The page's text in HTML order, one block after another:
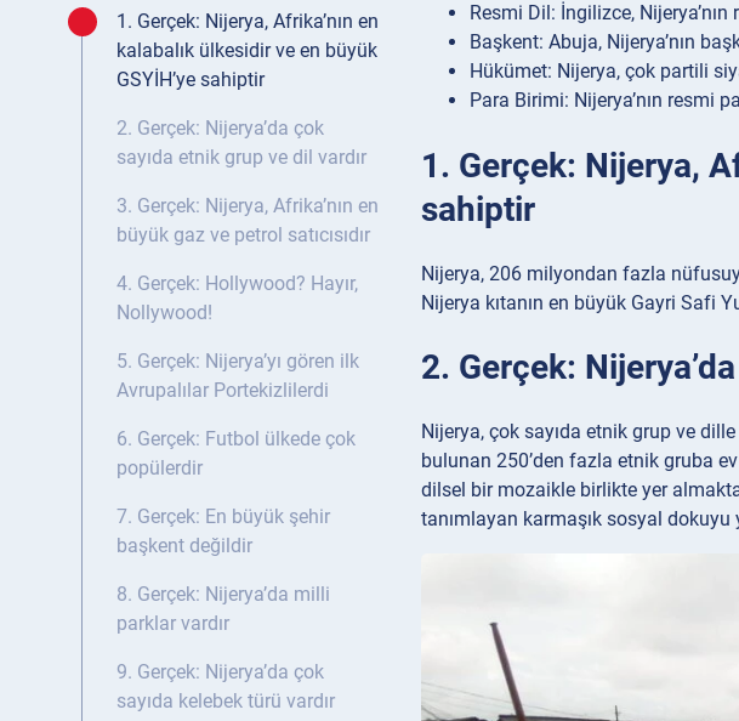
1. Gerçek: Nijerya, Afrika’nın en
kalabalık ülkesidir ve en büyük
GSYİH’ye sahiptir
2. Gerçek: Nijerya’da çok
sayıda etnik grup ve dil vardır
3. Gerçek: Nijerya, Afrika’nın en
büyük gaz ve petrol satıcısıdır
4. Gerçek: Hollywood? Hayır,
Nollywood!
5. Gerçek: Nijerya’yı gören ilk
Avrupalılar Portekizlilerdi
6. Gerçek: Futbol ülkede çok
popülerdir
7. Gerçek: En büyük şehir
başkent değildir
8. Gerçek: Nijerya’da milli
parklar vardır
9. Gerçek: Nijerya’da çok
sayıda kelebek türü vardır
Resmi Dil: İngilizce, Nijerya’nın
Başkent: Abuja, Nijerya’nın
Hükümet: Nijerya, çok partili
Para Birimi: Nijerya’nın resmi
1. Gerçek: Nijerya,
sahiptir
Nijerya, 206 milyondan fazla
Nijerya kıtanın en büyük Gayri Safi
2. Gerçek:
Nijerya, çok sayıda etnik grup ve
bulunan 250’den fazla etnik gruba
dilsel bir mozaikle birlikte yer
tanımlayan karmaşık sosyal dokuyu